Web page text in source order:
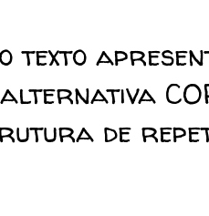
texto
de